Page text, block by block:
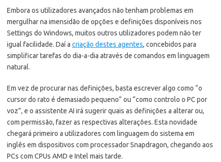
Embora os utilizadores avançados não tenham problemas em
mergulhar na imensidão de opções e definições disponíveis nos
Settings do Windows, muitos outros utilizadores podem não ter
igual facilidade. Daí a criação destes agentes, concebidos para
simplificar tarefas do dia-a-dia através de comandos em linguagem
natural.
Em vez de procurar nas definições, basta escrever algo como “o
cursor do rato é demasiado pequeno” ou “como controlo o PC por
voz”, e o assistente AI irá sugerir quais as definições a alterar ou,
com permissão, fazer as respectivas alterações. Esta novidade
chegará primeiro a utilizadores com linguagem do sistema em
inglês em dispositivos com processador Snapdragon, chegando aos
PCs com CPUs AMD e Intel mais tarde.